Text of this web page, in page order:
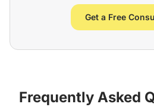
Get a Free
Frequently Asked